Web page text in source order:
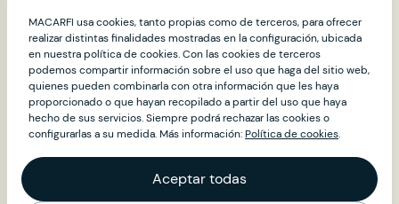
Murcia
Contacto
Información: info@macarfi.com
Prensa: alfonso.hurtado@macarfi.com
Síguenos
MACARFI usa cookies, tanto propias como de terceros, para ofrecer
realizar distintas finalidades mostradas en la configuración, ubicada
en nuestra política de cookies. Con las cookies de terceros
podemos compartir información sobre el uso que haga del sitio web,
quienes pueden combinarla con otra información que les haya
proporcionado o que hayan recopilado a partir del uso que haya
hecho de sus servicios. Siempre podrá rechazar las cookies o
configurarlas a su medida. Más información:Política de cookies.
Aceptar todas